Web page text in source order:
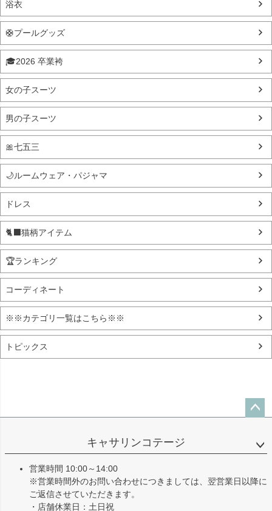
浴衣
🛟プールグッズ
🎓2026 卒業袴
女の子スーツ
男の子スーツ
🎀七五三
🌙ルームウェア・パジャマ
ドレス
🐈‍⬛猫柄アイテム
🏆ランキング
コーディネート
※※カテゴリ一覧はこちら※※
トピックス
ップ
キャサリンコテージ
営業時間 10:00～14:00
※営業時間外のお問い合わせにつきましては、翌営業日以降に
ご返信させていただきます。
・店舗休業日：土日祝